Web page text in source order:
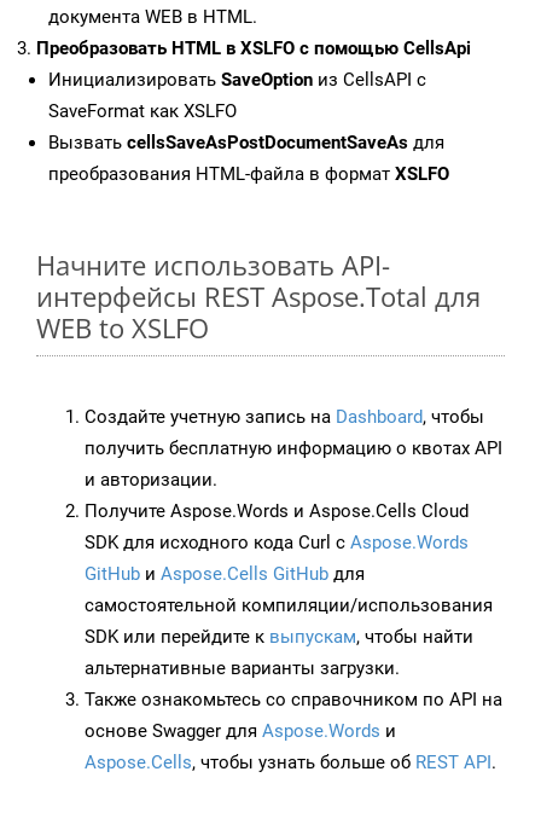
документа WEB в HTML.
Преобразовать HTML в XSLFO с помощью CellsApi
Инициализировать SaveOption из CellsAPI с
SaveFormat как XSLFO
Вызвать cellsSaveAsPostDocumentSaveAs для
преобразования HTML-файла в формат XSLFO
Начните использовать API-
интерфейсы REST Aspose.Total для
WEB to XSLFO
Создайте учетную запись на Dashboard, чтобы
получить бесплатную информацию о квотах API
и авторизации.
Получите Aspose.Words и Aspose.Cells Cloud
SDK для исходного кода Curl с Aspose.Words
GitHub и Aspose.Cells GitHub для
самостоятельной компиляции/использования
SDK или перейдите к выпускам, чтобы найти
альтернативные варианты загрузки.
Также ознакомьтесь со справочником по API на
основе Swagger для Aspose.Words и
Aspose.Cells, чтобы узнать больше об REST API.